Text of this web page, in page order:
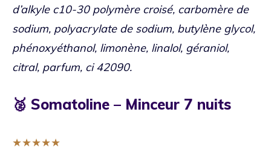
d’alkyle c10-30 polymère croisé, carbomère de
sodium, polyacrylate de sodium, butylène glycol,
phénoxyéthanol, limonène, linalol, géraniol,
citral, parfum, ci 42090.
🥈 Somatoline – Minceur 7 nuits
★★★★★